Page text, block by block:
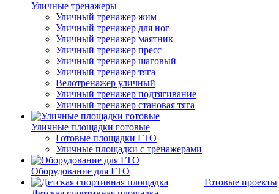
Уличные тренажеры
Уличный тренажер жим
Уличный тренажер для ног
Уличный тренажер маятник
Уличный тренажер пресс
Уличный тренажер шаговый
Уличный тренажер тяга
Велотренажер уличный
Уличный тренажер подтягивание
Уличный тренажер становая тяга
Уличные площадки готовые
Готовые площадки ГТО
Уличные площадки с тренажерами
Оборудование для ГТО
Готовые проекты